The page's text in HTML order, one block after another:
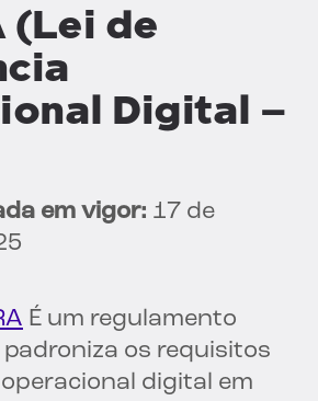
(Lei de
Digital –
em vigor: 17 de
É um regulamento
os requisitos
digital em